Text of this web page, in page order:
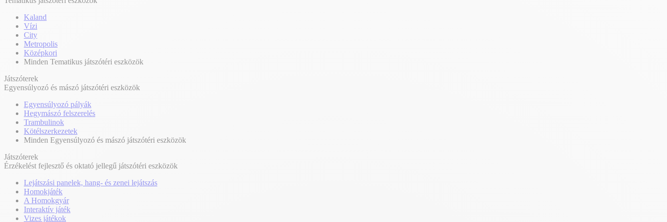
Kaland
Vízi
City
Metropolis
Középkori
Minden Tematikus játszótéri eszközök
Játszóterek
Egyensúlyozó és mászó játszótéri eszközök
Egyensúlyozó pályák
Hegymászó felszerelés
Trambulinok
Kötélszerkezetek
Minden Egyensúlyozó és mászó játszótéri eszközök
Játszóterek
Érzékelést fejlesztő és oktató jellegű játszótéri eszközök
Lejátszási panelek, hang- és zenei lejátszás
Homokjáték
A Homokgyár
Interaktív játék
Vizes játékok